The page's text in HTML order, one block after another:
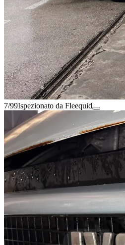
7/99Ispezionato da Fleequid